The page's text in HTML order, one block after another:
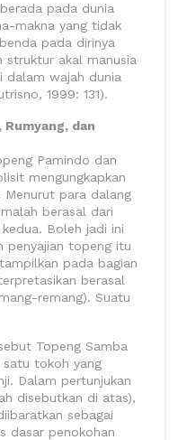
pada dunia
makna yang tidak
pada dirinya
struktur akal manusia
dalam wajah dunia
1999: 131).
dan
Pamindo dan
mengungkapkan
para dalang
berasal dari
Boleh jadi ini
penyajian topeng itu
pada bagian
berasal
remang). Suatu
Topeng Samba
satu tokoh yang
Dalam pertunjukan
disebutkan di atas),
sebagai
dasar penokohan